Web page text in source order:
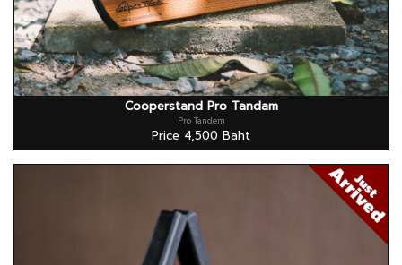
Cooperstand Pro Tandam
Pro Tandem
Price 4,500 Baht